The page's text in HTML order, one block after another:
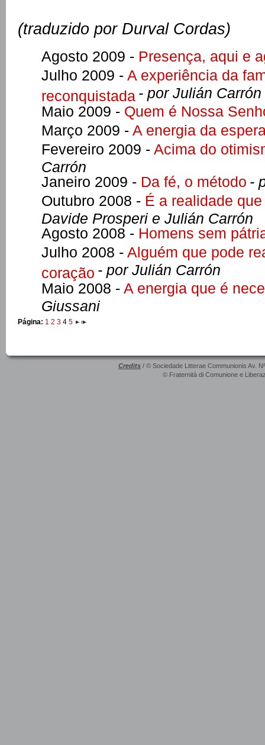
(traduzido por Durval Cordas)
Agosto 2009 - Presença, aqui e
Julho 2009 - A experiência da
reconquistada - por Julián Carrón
Maio 2009 - Quem é Nossa
Março 2009 - A energia da
Fevereiro 2009 - Acima do
Carrón
Janeiro 2009 - Da fé, o método -
Outubro 2008 - É a realidade
Davide Prosperi e Julián Carrón
Agosto 2008 - Homens sem
Julho 2008 - Alguém que pode
coração - por Julián Carrón
Maio 2008 - A energia que é
Giussani
Página: 1 2 3 4 5
Credits / © Sociedade Litterae Communionis Av.
© Fraternità di Comunione e